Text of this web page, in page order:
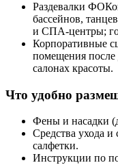
Раздевалки
бассейнов,
и СПА‑центры;
Корпоративные
помещения после
салонах красоты.
Что удобно
Фены и насадки
Средства ухода и
салфетки.
Инструкции по